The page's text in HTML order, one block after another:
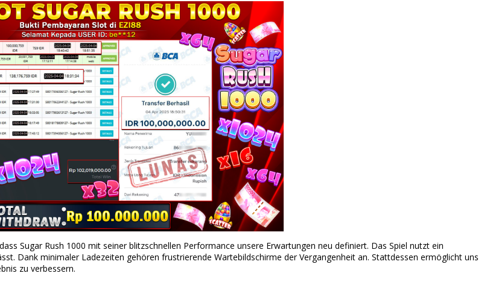
Sugar Rush 1000 mit seiner blitzschnellen Performance unsere Erwartungen neu definiert. Das Spiel nutzt ein
Dank minimaler Ladezeiten gehören frustrierende Wartebildschirme der Vergangenheit an. Stattdessen ermöglicht uns
zu verbessern.